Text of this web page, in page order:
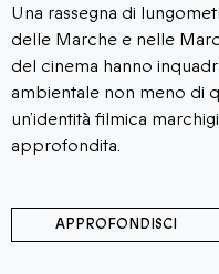
​​Una rassegna di
delle Marche e nelle
del cinema hanno
ambientale non meno di
un’identità filmica
approfondita.
APPROFONDISCI